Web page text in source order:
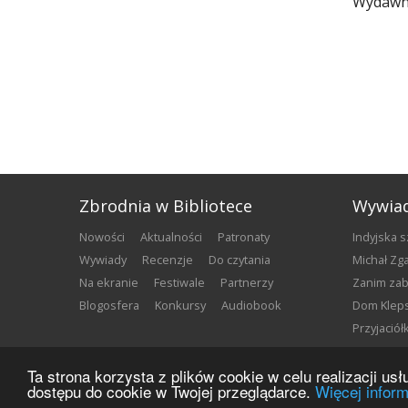
Ta strona korzysta z plików cookie w celu realizacji
dostępu do cookie w Twojej przeglądarce. Więcej
Zbrodnia w Bibliotece
nowości aktualności
patronaty
wywiady
recenzje
do czytania
na ekranie
festiwale
partnerzy
blogosfera
konkursy audiobook
Indyjska
Michał
Zanim
Dom
Copyright ©2026Zbrodnia w Bibliotece